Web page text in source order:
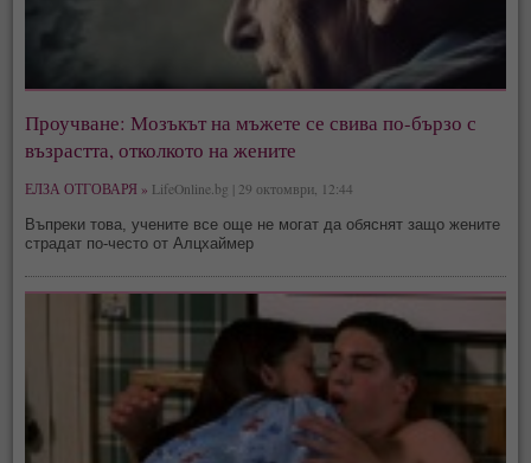
Проучване: Мозъкът на мъжете се свива по-бързо с
възрастта, отколкото на жените
ЕЛЗА ОТГОВАРЯ » LifeOnline.bg | 29 октомври, 12:44
Въпреки това, учените все още не могат да обяснят защо жените
страдат по-често от Алцхаймер